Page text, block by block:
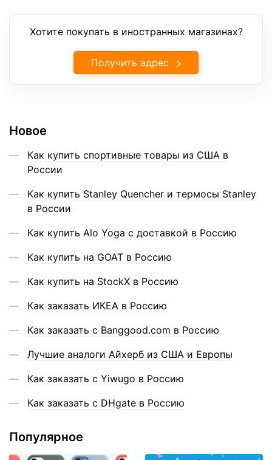
Хотите покупать в иностранных магазинах?
Получить адрес
Новое
Как купить спортивные товары из США в
России
Как купить Stanley Quencher и термосы Stanley
в России
Как купить Alo Yoga с доставкой в Россию
Как купить на GOAT в Россию
Как купить на StockX в Россию
Как заказать ИКЕА в Россию
Как заказать с Banggood.com в Россию
Лучшие аналоги Айхерб из США и Европы
Как заказать с Yiwugo в Россию
Как заказать с DHgate в Россию
Популярное